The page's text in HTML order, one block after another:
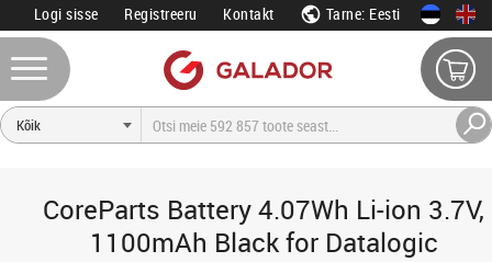
Logi sisse Registreeru Kontakt Tarne: Eesti
CoreParts Battery 4.07Wh Li-ion 3.7V,
1100mAh Black for Datalogic